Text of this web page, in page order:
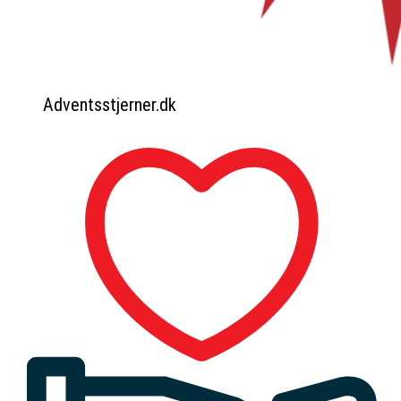
Adventsstjerner.dk